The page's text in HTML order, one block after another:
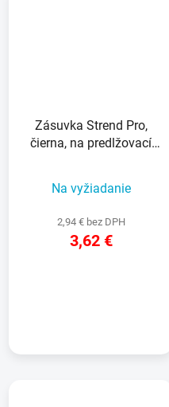
Zásuvka Strend Pro,
čierna, na predlžovací
Na vyžiadanie
2,94 € bez DPH
3,62 €